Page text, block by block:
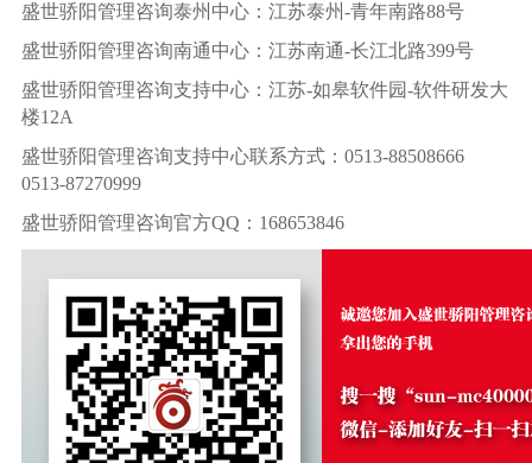
盛世骄阳管理咨询泰州中心：江苏泰州-青年南路88号
盛世骄阳管理咨询南通中心：江苏南通-长江北路399号
盛世骄阳管理咨询支持中心：江苏-如皋软件园-软件研发大
楼12A
盛世骄阳管理咨询支持中心联系方式：0513-88508666
0513-87270999
盛世骄阳管理咨询官方QQ：168653846